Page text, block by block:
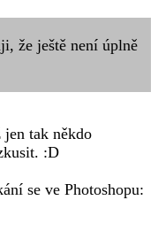
že ještě není úplně
tak někdo
:D
se ve Photoshopu: